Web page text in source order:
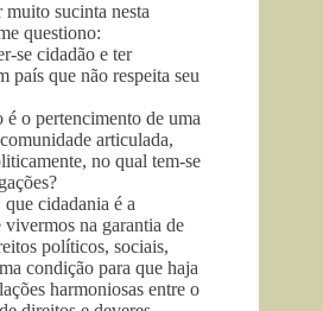
muito sucinta nesta
questiono:
se cidadão e ter
país que não respeita seu
é o pertencimento de uma
articulada,
no qual tem-se
cidadania é a
vivermos na garantia de
políticos, sociais,
condição para que haja
harmoniosas entre o